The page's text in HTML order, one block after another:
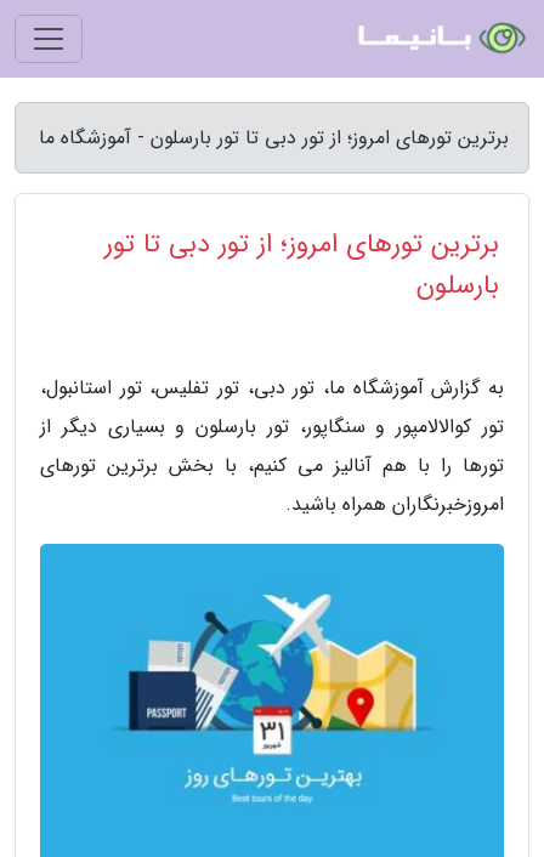
برترین تورهای امروز؛ از تور دبی تا تور بارسلون - آموزشگاه ما
برترین تورهای امروز؛ از تور دبی تا تور
بارسلون
به گزارش آموزشگاه ما، تور دبی، تور تفلیس، تور استانبول،
تور کوالالامپور و سنگاپور، تور بارسلون و بسیاری دیگر از
تورها را با هم آنالیز می کنیم، با بخش برترین تورهای
امروزخبرنگاران همراه باشید.